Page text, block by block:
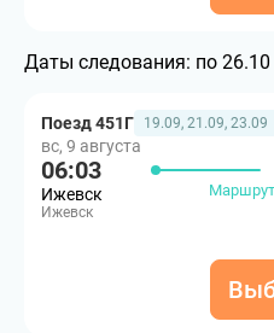
Даты следования: по
Поезд 451Г 19.09, 21.09, 23.09
вс, 9 августа
06:03
Ижевск
Ижевск